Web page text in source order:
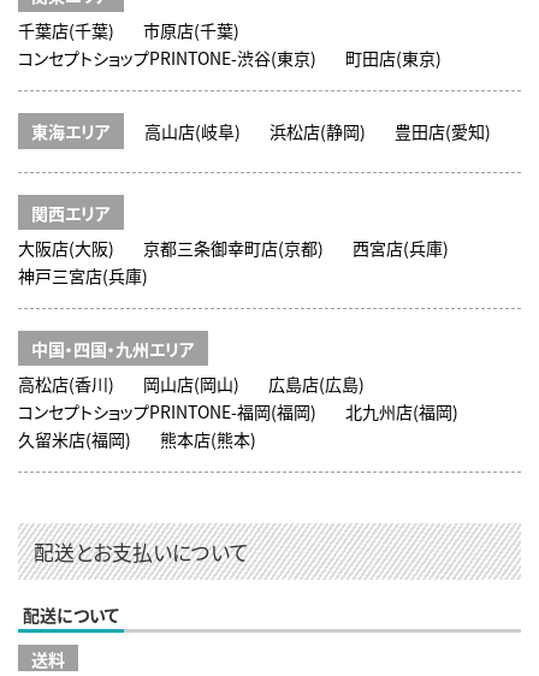
千葉店(千葉)
市原店(千葉)
コンセプトショップPRINTONE-渋谷(東京)
町田店(東京)
東海エリア 高山店(岐阜) 浜松店(静岡) 豊田店(愛知)
関西エリア
大阪店(大阪)
京都三条御幸町店(京都)
西宮店(兵庫)
神戸三宮店(兵庫)
中国・四国・九州エリア
高松店(香川)
岡山店(岡山)
広島店(広島)
コンセプトショップPRINTONE-福岡(福岡)
北九州店(福岡)
久留米店(福岡)
熊本店(熊本)
配送とお支払いについて
配送について
送料